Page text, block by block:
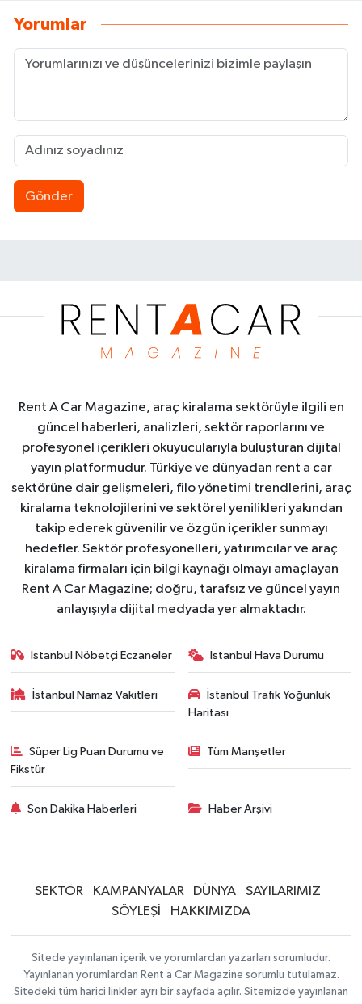
Yorumlar
Gönder
Rent A Car Magazine, araç kiralama sektörüyle ilgili en
güncel haberleri, analizleri, sektör raporlarını ve
profesyonel içerikleri okuyucularıyla buluşturan dijital
yayın platformudur. Türkiye ve dünyadan rent a car
sektörüne dair gelişmeleri, filo yönetimi trendlerini, araç
kiralama teknolojilerini ve sektörel yenilikleri yakından
takip ederek güvenilir ve özgün içerikler sunmayı
hedefler. Sektör profesyonelleri, yatırımcılar ve araç
kiralama firmaları için bilgi kaynağı olmayı amaçlayan
Rent A Car Magazine; doğru, tarafsız ve güncel yayın
anlayışıyla dijital medyada yer almaktadır.
İstanbul Nöbetçi Eczaneler İstanbul Hava Durumu
İstanbul Namaz Vakitleri
İstanbul Trafik Yoğunluk
Haritası
Süper Lig Puan Durumu ve
Fikstür
Tüm Manşetler
Son Dakika Haberleri Haber Arşivi
SEKTÖR KAMPANYALAR DÜNYA
SAYILARIMIZ
SÖYLEŞİ
HAKKIMIZDA
Sitede yayınlanan içerik ve yorumlardan yazarları sorumludur.
Yayınlanan yorumlardan Rent a Car Magazine sorumlu tutulamaz.
Sitedeki tüm harici linkler ayrı bir sayfada açılır. Sitemizde yayınlanan